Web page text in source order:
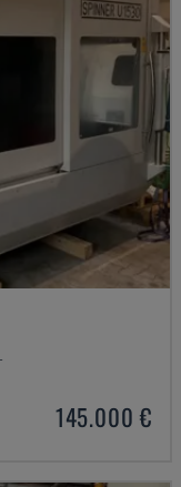
145.000 €